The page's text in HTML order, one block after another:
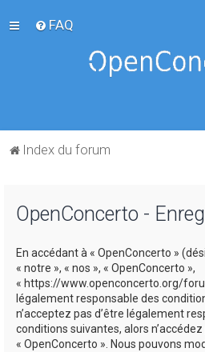
FAQ
Index du forum
OpenConcerto -
En accédant à « OpenConcerto »
« notre », « nos », « OpenConcerto »,
« https://www.openconcerto.org/
légalement responsable des
n’acceptez pas d’être légalement
conditions suivantes, alors
« OpenConcerto ». Nous pouvons